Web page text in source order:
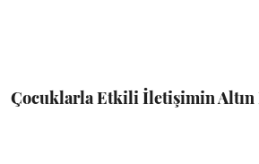
Çocuklarla Etkili İletişimin Altın